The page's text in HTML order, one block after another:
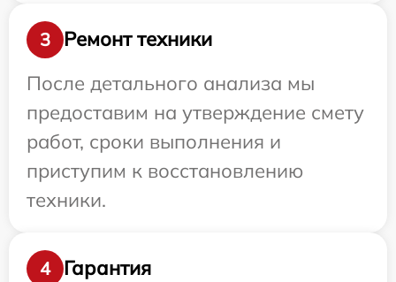
3
Ремонт техники
После детального анализа мы
предоставим на утверждение смету
работ, сроки выполнения и
приступим к восстановлению
техники.
4
Гарантия